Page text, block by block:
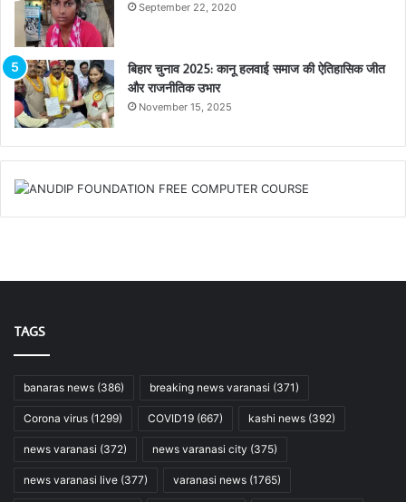
September 22, 2020
बिहार चुनाव 2025: कानू हलवाई समाज की ऐतिहासिक जीत
और राजनीतिक उभार
November 15, 2025
TAGS
banaras news (386) breaking news varanasi (371)
Corona virus (1299) COVID19 (667) kashi news (392)
news varanasi (372) news varanasi city (375)
news varanasi live (377) varanasi news (1765)